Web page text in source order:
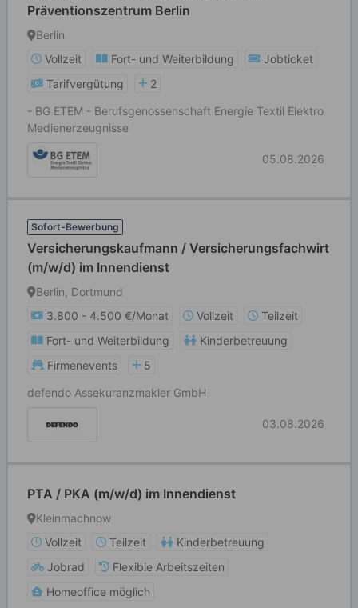
Präventionszentrum Berlin
Berlin
Vollzeit
Fort- und Weiterbildung
Jobticket
Tarifvergütung
2
- BG ETEM - Berufsgenossenschaft Energie Textil Elektro
Medienerzeugnisse
05.08.2026
Sofort-Bewerbung
Versicherungskaufmann / Versicherungsfachwirt
(m/w/d) im Innendienst
Berlin, Dortmund
3.800 - 4.500 €/Monat
Vollzeit
Teilzeit
Fort- und Weiterbildung
Kinderbetreuung
Firmenevents
5
defendo Assekuranzmakler GmbH
03.08.2026
PTA / PKA (m/w/d) im Innendienst
Kleinmachnow
Vollzeit
Teilzeit
Kinderbetreuung
Jobrad
Flexible Arbeitszeiten
Homeoffice möglich